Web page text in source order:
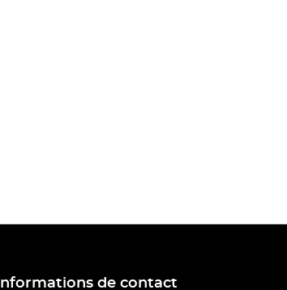
Informations de contact